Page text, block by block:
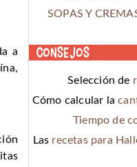
a
SOPAS Y
Consejos
Selección de
Cómo calcular la
Tiempo de
Las recetas para